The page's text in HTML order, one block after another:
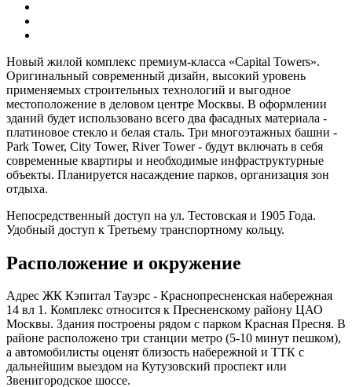
Новый жилой комплекс премиум-класса «Capital Towers».
Оригинальный современный дизайн, высокий уровень
применяемых строительных технологий и выгодное
местоположение в деловом центре Москвы. В оформлении
зданий будет использовано всего два фасадных материала -
платиновое стекло и белая сталь. Три многоэтажных башни -
Park Tower, City Tower, River Tower - будут включать в себя
современные квартиры и необходимые инфраструктурные
объекты. Планируется насаждение парков, организация зон
отдыха.
Непосредственный доступ на ул. Тестовская и 1905 Года.
Удобный доступ к Третьему транспортному кольцу.
Расположение и окружение
Адрес ЖК Кэпитал Тауэрс - Краснопресненская набережная
14 вл 1. Комплекс относится к Пресненскому району ЦАО
Москвы. Здания построены рядом с парком Красная Пресня. В
районе расположено три станции метро (5-10 минут пешком),
а автомобилисты оценят близость набережной и ТТК с
дальнейшим выездом на Кутузовский проспект или
Звенигородское шоссе.